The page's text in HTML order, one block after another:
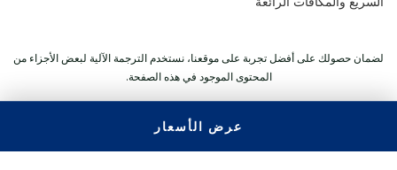
عرض الأسعار
لضمان حصولك على أفضل تجربة على موقعنا، نستخدم الترجمة الآلية لبعض الأجزاء من
المحتوى الموجود في هذه الصفحة.
© 2026 IHG. ‫جميع الحقوق محفوظة.‬ معظم الفنادق مملوكة ويتم
تشغيلها بصورة مستقلة.